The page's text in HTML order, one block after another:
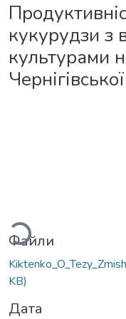
кукурудзи з
культурами
Файли
KB)
Дата